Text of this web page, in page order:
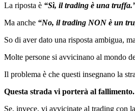
La riposta è “Sì, il trading è una
Ma anche “No, il trading NON è un
So di aver dato una risposta ambigua,
Molte persone si avvicinano al mondo
Il problema è che questi insegnano la
Questa strada vi porterà al fallimento.
Se, invece, vi avvicinate al trading con